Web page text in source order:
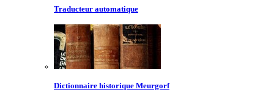
Traducteur automatique
Dictionnaire historique Meurgorf